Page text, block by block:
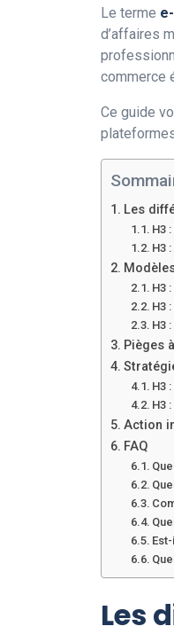
Le terme
d’affaires
commerce
Ce guide
Les
H3
H3
H3
H3
H3
Pièges
H3
H3
Action
FAQ
Les